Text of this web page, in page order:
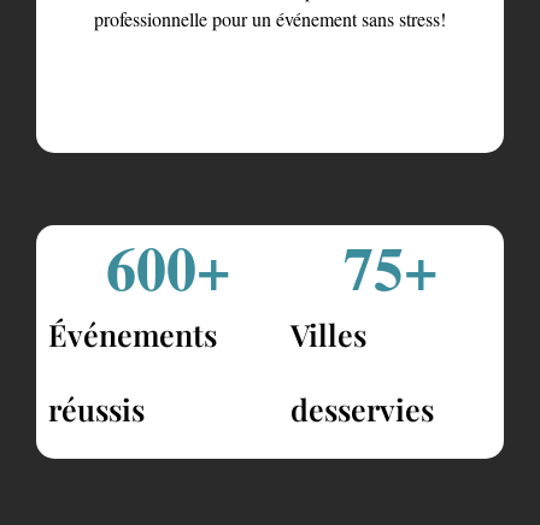
professionnelle pour un événement sans stress!
Événements
réussis
600+
Villes
desservies
75+